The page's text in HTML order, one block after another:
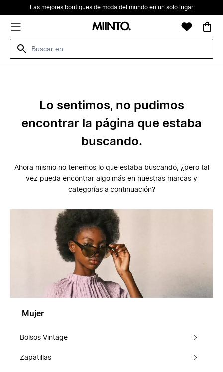
Las mejores boutiques de moda del mundo en un solo lugar
Lo sentimos, no pudimos
encontrar la página que estaba
buscando.
Ahora mismo no tenemos lo que estaba buscando, ¿pero tal
vez pueda encontrar algo más en nuestras marcas y
categorías a continuación?
Mujer
Bolsos Vintage
Zapatillas